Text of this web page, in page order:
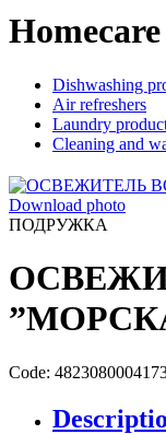
Homecare
Dishwashing
Air refreshers
Laundry
Сleaning and
Download photo
ПОДРУЖКА
Code: